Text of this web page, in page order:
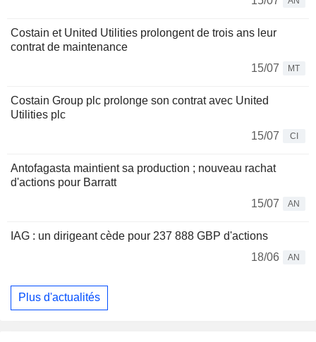
Costain et United Utilities prolongent de trois ans leur
contrat de maintenance
15/07
MT
Costain Group plc prolonge son contrat avec United
Utilities plc
15/07
CI
Antofagasta maintient sa production ; nouveau rachat
d'actions pour Barratt
15/07
AN
IAG : un dirigeant cède pour 237 888 GBP d'actions
18/06
AN
Plus d'actualités